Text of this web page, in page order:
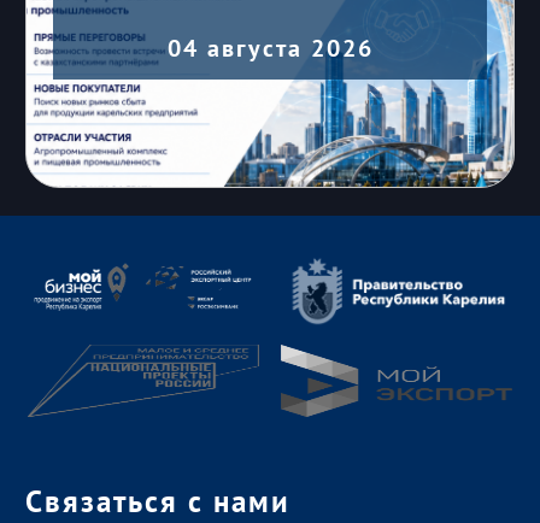
04 августа 2026
Связаться с нами